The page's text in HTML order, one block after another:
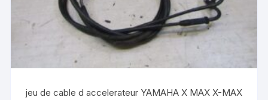
jeu de cable d accelerateur YAMAHA X MAX X-MAX